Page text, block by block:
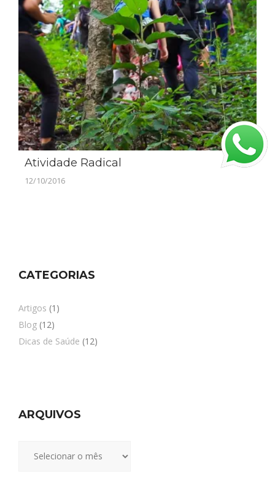
Atividade Radical
12/10/2016
CATEGORIAS
Artigos (1)
Blog (12)
Dicas de Saúde (12)
ARQUIVOS